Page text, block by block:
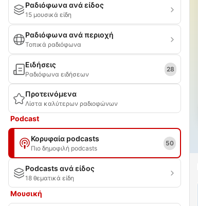
Ραδιόφωνα ανά είδος
15 μουσικά είδη
Ραδιόφωνα ανά περιοχή
Τοπικά ραδιόφωνα
Ειδήσεις
Ραδιόφωνα ειδήσεων
28
Προτεινόμενα
Λίστα καλύτερων ραδιοφώνων
Podcast
Κορυφαία podcasts
Πιο δημοφιλή podcasts
50
Podcasts ανά είδος
18 θεματικά είδη
Μουσική